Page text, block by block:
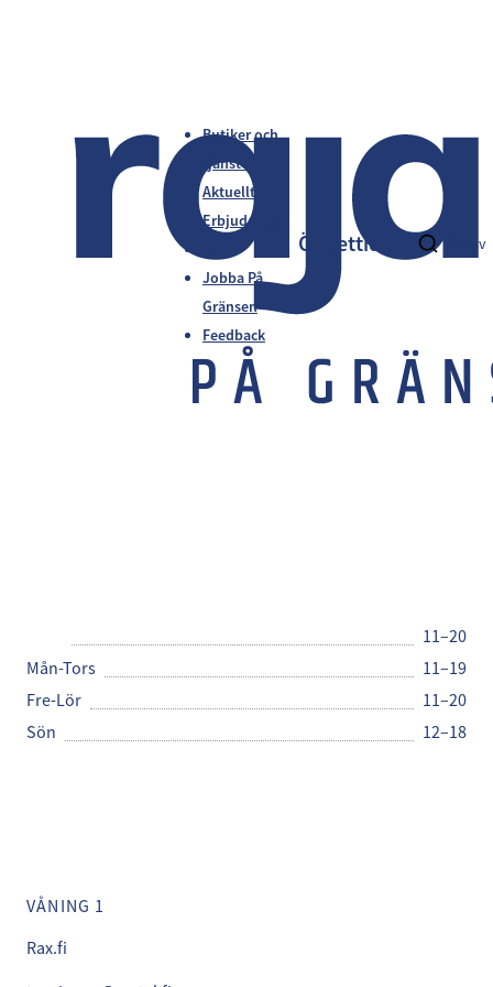
Butiker och
tjänster
Aktuellt
Erbjudanden
Jobba På
Gränsen
Feedback
sv
Öppettider
11–20
Mån-Tors
11–19
Fre-Lör
11–20
Sön
12–18
VÅNING 1
Rax.fi